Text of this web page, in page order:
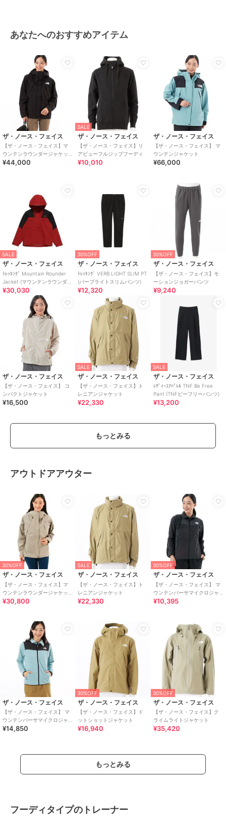
あなたへのおすすめアイテム
ザ・ノース・フェイス
【ザ・ノース・フェイス】マ
ウンテンラウンダージャケッ
ト（レディース）
¥44,000
SALE
ザ・ノース・フェイス
【ザ・ノース・フェイス】リ
アビューフルジップフーディ
¥10,010
ザ・ノース・フェイス
【ザ・ノース・フェイス】 マ
ウンテンジャケット
¥66,000
SALE
ザ・ノース・フェイス
ﾄﾚｯｷﾝｸﾞ Mountain Rounder
Jacket (マウンテンラウンダー
ジャケット)
¥30,030
30%OFF
ザ・ノース・フェイス
ﾄﾚｯｷﾝｸﾞ VERB LIGHT SLIM PT
(バーブライトスリムパンツ)
¥12,320
30%OFF
ザ・ノース・フェイス
【ザ・ノース・フェイス】モ
ーションジョガーパンツ
¥9,240
ザ・ノース・フェイス
【ザ・ノース・フェイス】 コ
ンパクトジャケット
¥16,500
SALE
ザ・ノース・フェイス
【ザ・ノース・フェイス】ト
レニアンジャケット
¥22,330
SALE
ザ・ノース・フェイス
ﾚﾃﾞｨｰｽｱﾊﾟﾚﾙ TNF Be Free
Pant (TNFビーフリーパンツ)
¥13,200
もっとみる
アウトドアアウター
30%OFF
ザ・ノース・フェイス
【ザ・ノース・フェイス】マ
ウンテンラウンダージャケッ
ト（レディース）
¥30,800
SALE
ザ・ノース・フェイス
【ザ・ノース・フェイス】ト
レニアンジャケット
¥22,330
30%OFF
ザ・ノース・フェイス
【ザ・ノース・フェイス】 マ
ウンテンバーサマイクロジャ
ケット
¥10,395
ザ・ノース・フェイス
【ザ・ノース・フェイス】 マ
ウンテンバーサマイクロジャ
ケット
¥14,850
30%OFF
ザ・ノース・フェイス
【ザ・ノース・フェイス】ド
ットショットジャケット
¥16,940
30%OFF
ザ・ノース・フェイス
【ザ・ノース・フェイス】ク
ライムライトジャケット
¥35,420
もっとみる
フーディタイプのトレーナー